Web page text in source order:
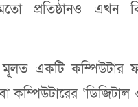
প্রতিষ্ঠানও এখন
মূলত একটি কম্পিউটার
কম্পিউটারের ‘ডিজিটাল